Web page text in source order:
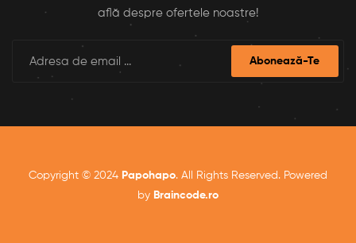
află despre ofertele noastre!
Abonează-Te
Copyright © 2024 Papohapo. All Rights Reserved. Powered
by Braincode.ro